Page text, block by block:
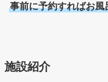
事前に予約すればお風
施設紹介